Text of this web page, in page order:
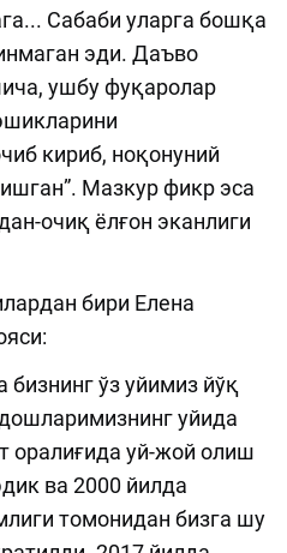
Сабаби уларга бошқа
эди. Даъво
ушбу фуқаролар
кириб, ноқонуний
Мазкур фикр эса
очиқ ёлғон эканлиги
бири Елена
ўз уйимиз йўқ
уйида
оралиғида уй-жой олиш
ва 2000 йилда
томонидан бизга шу